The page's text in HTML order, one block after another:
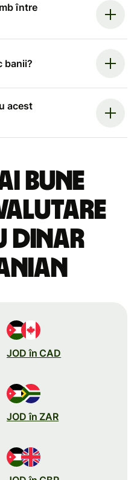
între
banii?
acest
bune
dinar
JOD în CAD
JOD în ZAR